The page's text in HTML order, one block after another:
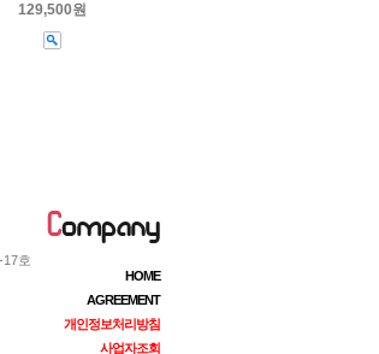
129,500원
HOME
AGREEMENT
개인정보처리방침
사업자조회
17호